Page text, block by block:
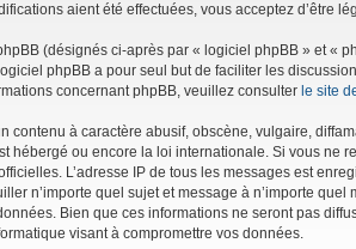
aient été effectuées, vous acceptez d’être
(désignés ci-après par « logiciel phpBB » et «
phpBB a pour seul but de faciliter les
concernant phpBB, veuillez consulter le site
contenu à caractère abusif, obscène, vulgaire,
hébergé ou encore la loi internationale. Si vous ne
L’adresse IP de tous les messages est
n’importe quel sujet et message à n’importe
Bien que ces informations ne seront pas
visant à compromettre vos données.